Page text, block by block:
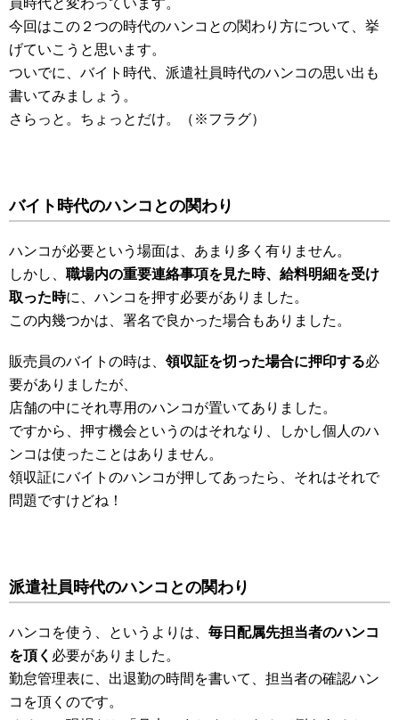
員時代と変わっています。
今回はこの２つの時代のハンコとの関わり方について、挙
げていこうと思います。
ついでに、バイト時代、派遣社員時代のハンコの思い出も
書いてみましょう。
さらっと。ちょっとだけ。（※フラグ）
バイト時代のハンコとの関わり
ハンコが必要という場面は、あまり多く有りません。
しかし、 職場内の重要連絡事項を見た時、給料明細を受け
取った時に、ハンコを押す必要がありました。
この内幾つかは、署名で良かった場合もありました。
販売員のバイトの時は、 領収証を切った場合に押印する必
要がありましたが、
店舗の中にそれ専用のハンコが置いてありました。
ですから、押す機会というのはそれなり、しかし個人のハ
ンコは使ったことはありません。
領収証にバイトのハンコが押してあったら、それはそれで
問題ですけどね！
派遣社員時代のハンコとの関わり
ハンコを使う、というよりは、 毎日配属先担当者のハンコ
を頂く 必要がありました。
勤怠管理表に、出退勤の時間を書いて、担当者の確認ハン
コを頂くのです。